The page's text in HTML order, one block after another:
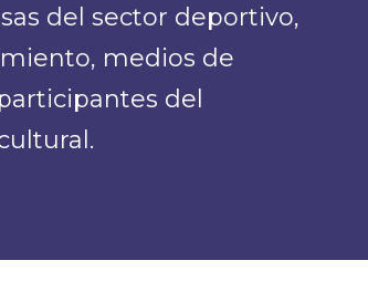
del sector deportivo,
medios de
del